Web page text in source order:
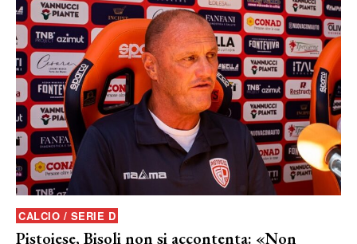
CALCIO / SERIE D
Pistoiese, Bisoli non si accontenta: «Non